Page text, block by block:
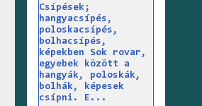
Csípések;
hangyacsípés,
poloskacsípés,
bolhacsípés,
képekben Sok rovar,
egyebek között a
hangyák, poloskák,
bolhák, képesek
csípni. E...